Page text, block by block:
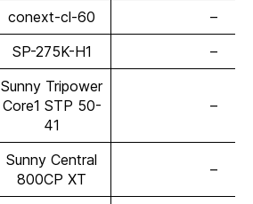
conext-cl-60
–
SP-275K-H1 –
Sunny Tripower
Core1 STP 50-
41
–
Sunny Central
800CP XT
–